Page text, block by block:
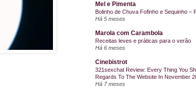
Mel e Pimenta
Bolinho de Chuva Fofinho e Sequinho –
Há 5 meses
Marola com Carambola
Receitas leves e práticas para o verão
Há 6 meses
Cinebistrot
321sexchat Review: Every Thing You
Regards To The Website In November
Há 7 meses